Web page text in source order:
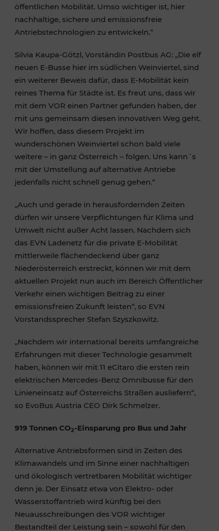
öffentlichen Mobilität. Umso wichtiger ist, hier
nachhaltige, sichere und emissionsfreie
Antriebstechnologien zu entwickeln.“
Silvia Kaupa-Götzl, Vorständin Postbus AG: „Die elf
neuen E-Busse hier im südlichen Weinviertel, sind
ein weiterer Beweis dafür, dass E-Mobilität kein
reines Thema für Städte ist. Es freut uns, dass wir
mit dem VOR einen Partner gefunden haben, der
mit uns gemeinsam diesen innovativen Weg geht.
Wir hoffen, dass diesem Projekt im
wunderschönen Weinviertel schon bald viele
weitere – in ganz Österreich – folgen. Uns kann´s
mit der Umstellung auf alternative Antriebe
jedenfalls nicht schnell genug gehen.“
„Auch und gerade in herausfordernden Zeiten
dürfen wir unsere Verpflichtungen für Klima und
Umwelt nicht außer Acht lassen. Nachdem sich
das EVN Ladenetz für die private E-Mobilität
mittlerweile flächendeckend über ganz
Niederösterreich erstreckt, können wir mit dem
aktuellen Projekt nun auch im Bereich Öffentlicher
Verkehr einen wichtigen Beitrag zu einer
emissionsfreien Zukunft leisten“, so EVN
Vorstandssprecher Stefan Szyszkowitz.
„Nachdem wir international bereits umfangreiche
Erfahrungen mit dieser Technologie gesammelt
haben, können wir mit 11 eCitaro die ersten rein
elektrischen Mercedes-Benz Omnibusse für den
Linieneinsatz auf Österreichs Straßen ausliefern“,
so EvoBus Austria CEO Dirk Schmelzer.
919 Tonnen CO2-Einsparung pro Bus und Jahr
Alternative Antriebsformen sind in Zeiten des
Klimawandels und im Sinne einer nachhaltigen
und ökologisch vertretbaren Mobilität wichtiger
denn je. Der Einsatz etwa von Elektro- oder
Wasserstoffantrieb wird künftig bei den
Neuausschreibungen des VOR wichtiger
Bestandteil der Leistung sein – sowohl für den